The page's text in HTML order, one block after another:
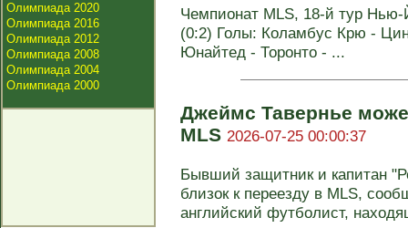
Олимпиада 2020
Олимпиада 2016
Олимпиада 2012
Олимпиада 2008
Олимпиада 2004
Олимпиада 2000
Чемпионат MLS, 18-й тур
(0:2) Голы: Коламбус Крю -
Юнайтед - Торонто - ...
Джеймс Тавернье
MLS 2026-07-25 00:00:37
Бывший защитник и капитан
близок к переезду в MLS,
английский футболист,